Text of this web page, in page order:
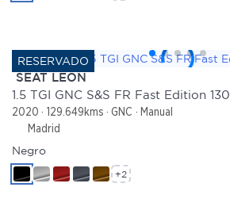
SEAT LEON
1.5 TGI GNC S&S FR Fast Edition 130
2020 129.649kms GNC
Manual
Madrid
Negro
+2